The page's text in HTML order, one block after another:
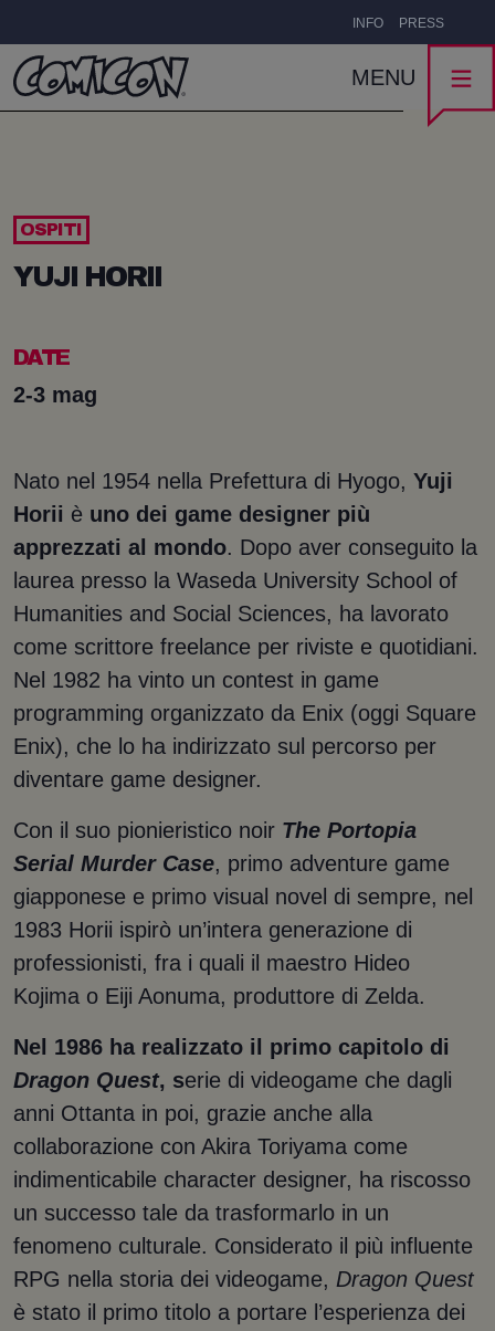
INFO PRESS
MENU
OSPITI
YUJI HORII
DATE
2-3 mag
Nato nel 1954 nella Prefettura di Hyogo, Yuji
Horii è uno dei game designer più
apprezzati al mondo. Dopo aver conseguito la
laurea presso la Waseda University School of
Humanities and Social Sciences, ha lavorato
come scrittore freelance per riviste e quotidiani.
Nel 1982 ha vinto un contest in game
programming organizzato da Enix (oggi Square
Enix), che lo ha indirizzato sul percorso per
diventare game designer.
Con il suo pionieristico noir The Portopia
Serial Murder Case, primo adventure game
giapponese e primo visual novel di sempre, nel
1983 Horii ispirò un’intera generazione di
professionisti, fra i quali il maestro Hideo
Kojima o Eiji Aonuma, produttore di Zelda.
Nel 1986 ha realizzato il primo capitolo di
Dragon Quest, serie di videogame che dagli
anni Ottanta in poi, grazie anche alla
collaborazione con Akira Toriyama come
indimenticabile character designer, ha riscosso
un successo tale da trasformarlo in un
fenomeno culturale. Considerato il più influente
RPG nella storia dei videogame, Dragon Quest
è stato il primo titolo a portare l’esperienza dei